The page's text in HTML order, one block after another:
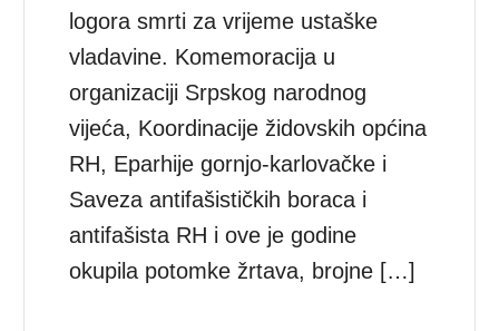
logora smrti za vrijeme ustaške
vladavine. Komemoracija u
organizaciji Srpskog narodnog
vijeća, Koordinacije židovskih općina
RH, Eparhije gornjo-karlovačke i
Saveza antifašističkih boraca i
antifašista RH i ove je godine
okupila potomke žrtava, brojne […]